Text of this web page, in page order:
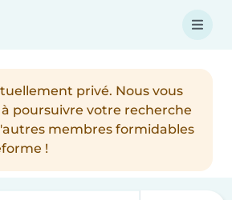
privé. Nous vous
poursuivre votre recherche
membres formidables
!